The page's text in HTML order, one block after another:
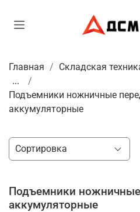
Главная
Складская
...
Подъемники ножничные
аккумуляторные
Подъемники
аккумуляторные